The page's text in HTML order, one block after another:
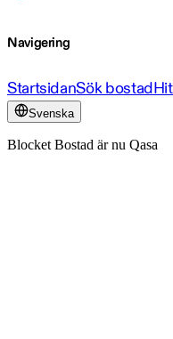
Navigering
StartsidanSök bostad
Svenska
Blocket Bostad är nu Qasa